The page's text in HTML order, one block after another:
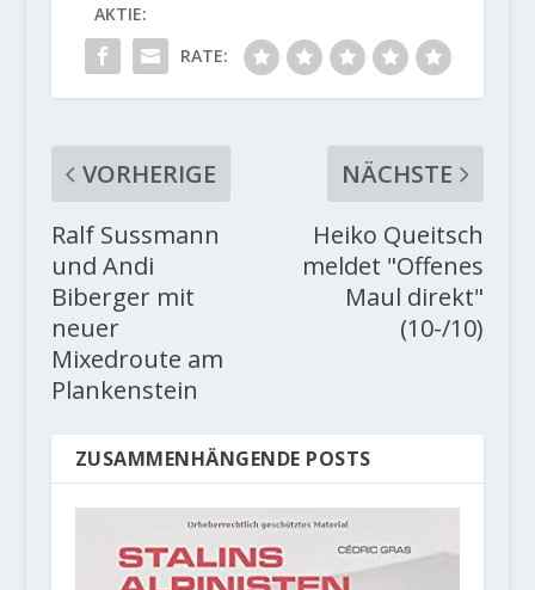
AKTIE:
RATE:
VORHERIGE
Ralf Sussmann
und Andi
Biberger mit
neuer
Mixedroute am
Plankenstein
NÄCHSTE
Heiko Queitsch
meldet "Offenes
Maul direkt"
(10-/10)
ZUSAMMENHÄNGENDE POSTS